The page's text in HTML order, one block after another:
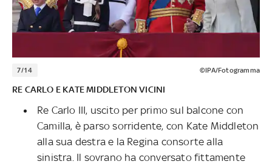
7/14 ©IPA/Fotogramma
RE CARLO E KATE MIDDLETON VICINI
Re Carlo III, uscito per primo sul balcone con
Camilla, è parso sorridente, con Kate Middleton
alla sua destra e la Regina consorte alla
sinistra. Il sovrano ha conversato fittamente